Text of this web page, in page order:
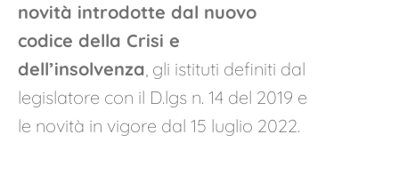
novità introdotte dal nuovo
codice della Crisi e
dell’insolvenza, gli istituti definiti dal
legislatore con il D.lgs n. 14 del 2019 e
le novità in vigore dal 15 luglio 2022.